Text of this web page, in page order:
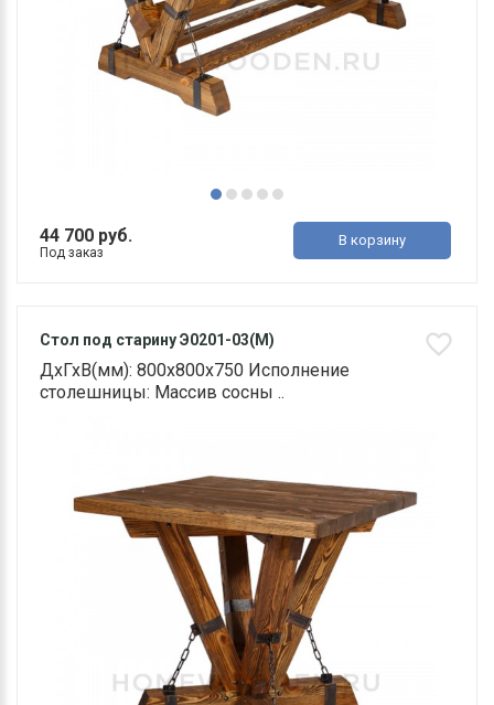
44 700 руб.
Под заказ
В корзину
Стол под старину Э0201-03(М)
ДхГхВ(мм): 800х800х750 Исполнение
столешницы: Массив сосны ..